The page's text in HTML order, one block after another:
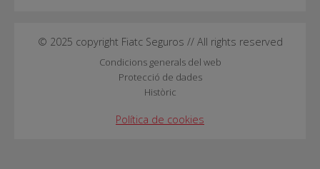
© 2025 copyright Fiatc Seguros // All rights reserved
Condicions generals del web
Protecció de dades
Històric
Política de cookies